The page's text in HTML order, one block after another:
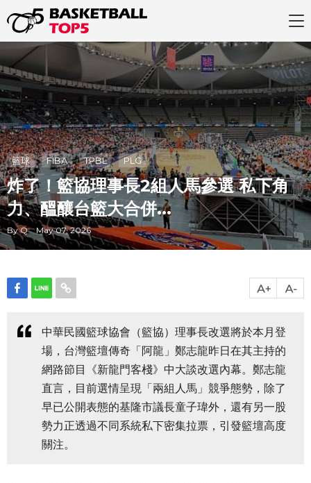
籃球 FIBA TPBL PLG
炸了！籃協理事長2組人馬參選 私下角
力、醞釀台籃大合併...
By Q May 07, 2026
中華民國籃球協會（籃協）理事長改選將於本月登
場，台灣籃壇傳奇「阿龍」鄭志龍昨日在其主持的
網路節目《新龍門客棧》中大談改選內幕。鄭志龍
直言，目前選情呈現「兩組人馬」競爭態勢，除了
早已公開表態的基隆市議長童子瑋外，還有另一股
勢力正透過不同系統私下密集拉票，引發籃壇高度
關注。